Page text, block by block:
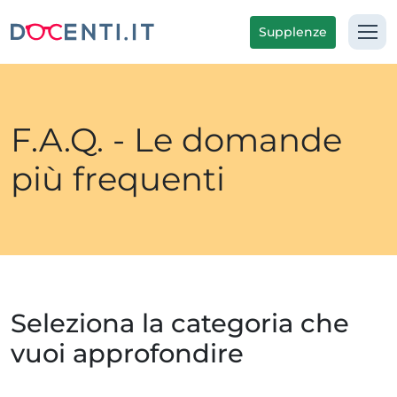
Supplenze
F.A.Q. - Le domande
più frequenti
Seleziona la categoria che
vuoi approfondire